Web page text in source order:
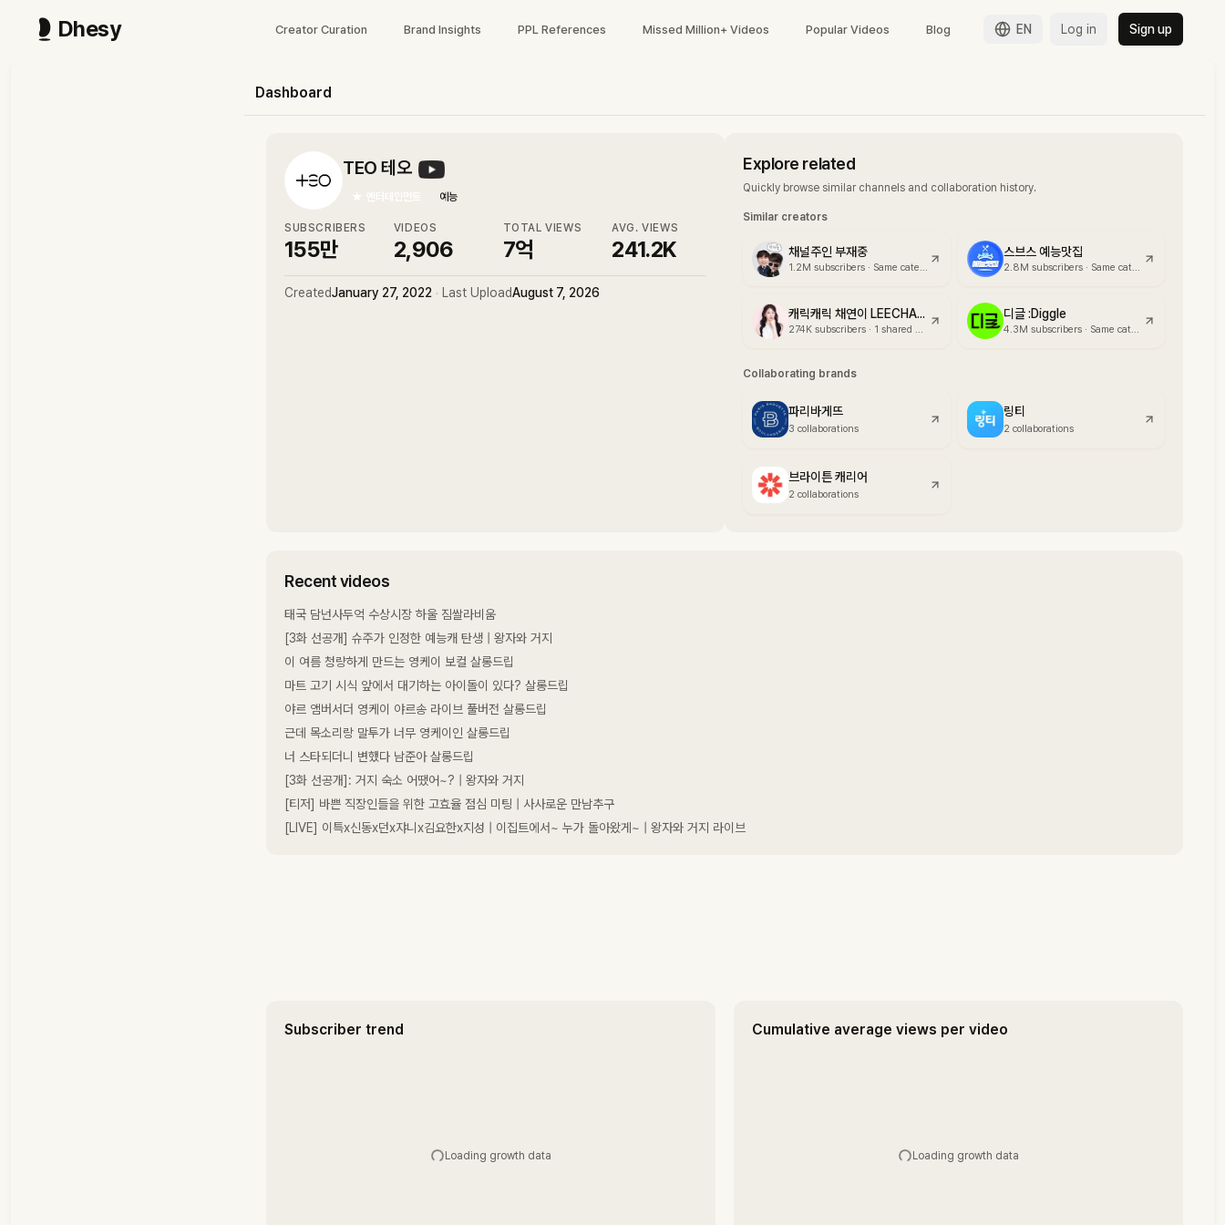
Dhesy Creator Curation Brand Insights PPL References Missed Million+ Videos Popular Videos Blog EN Log in Sign up
Dashboard
TEO 테오
★ 엔터테인먼트 예능
SUBSCRIBERS
155만
VIDEOS
2,906
TOTAL VIEWS
7억
AVG. VIEWS
241.2K
CreatedJanuary 27, 2022 Last UploadAugust 7, 2026
Explore related
Quickly browse similar channels and collaboration history.
Similar creators
채널주인 부재중
1.2M subscribers · Same category
스브스 예능맛집
2.8M subscribers· Same category
캐릭캐릭 채연이 LEECHAEYEON
274K subscribers · 1 shared brand
디글 :Diggle
4.3M subscribers· Same category
Collaborating brands
파리바게뜨
3 collaborations
링티
2 collaborations
브라이튼 캐리어
2 collaborations
Recent videos
태국 담넌사두억 수상시장 하울 짐쌀라비움
[3화 선공개] 슈주가 인정한 예능캐 탄생 | 왕자와 거지
이 여름 청량하게 만드는 영케이 보컬 살롱드립
마트 고기 시식 앞에서 대기하는 아이돌이 있다? 살롱드립
야르 앰버서더 영케이 야르송 라이브 풀버전 살롱드립
근데 목소리랑 말투가 너무 영케이인 살롱드립
너 스타되더니 변했다 남준아 살롱드립
[3화 선공개]: 거지 숙소 어땠어~? | 왕자와 거지
[티저] 바쁜 직장인들을 위한 고효율 점심 미팅 | 사사로운 만남추구
[LIVE] 이특x신동x던x쟈니x김요한x지성 | 이집트에서~ 누가 돌아왔게~ | 왕자와 거지 라이브
Subscriber trend
Loading growth data
Cumulative average views per video
Loading growth data